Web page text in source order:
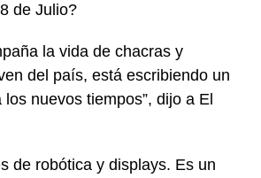
de Julio?
la vida de chacras y
del país, está escribiendo un
nuevos tiempos”, dijo a El
de robótica y displays. Es un